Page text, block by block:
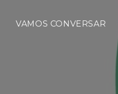
VAMOS CONVERSAR